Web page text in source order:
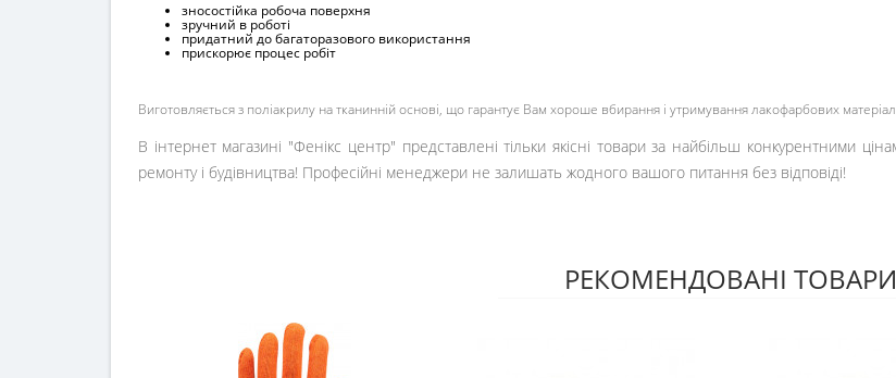
зносостійка робоча поверхня
зручний в роботі
придатний до багаторазового використання
прискорює процес робіт
Виготовляється з поліакрилу на тканинній основі, що гарантує Вам хороше вбирання і утримування лакофарбових
В інтернет магазині "Фенікс центр" представлені тільки якісні товари за найбільш конкурентними
ремонту і будівництва! Професійні менеджери не залишать жодного вашого питання без відповіді!
РЕКОМЕНДОВАНІ ТОВАРИ